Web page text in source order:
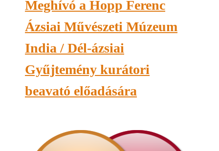
Meghívó a Hopp Ferenc
Ázsiai Művészeti Múzeum
India / Dél-ázsiai
Gyűjtemény kurátori
beavató előadására